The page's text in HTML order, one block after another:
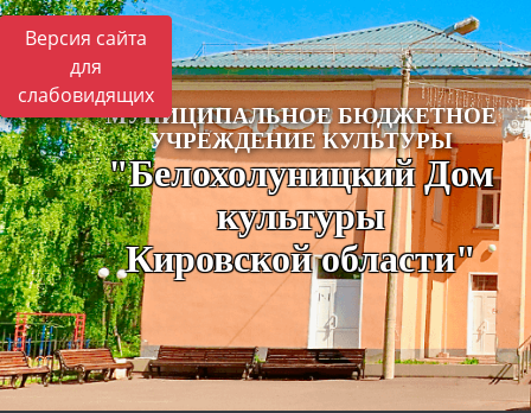
Версия сайта
для
слабовидящих
МУНИЦИПАЛЬНОЕ БЮДЖЕТНОЕ
УЧРЕЖДЕНИЕ КУЛЬТУРЫ
"Белохолуницкий Дом
культуры
Кировской области"